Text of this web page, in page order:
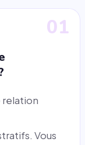
01
relation
Vous